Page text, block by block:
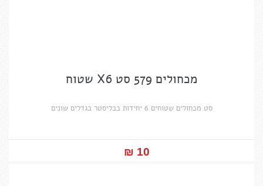
מכחולים 579 סט X6 שטוח
סט מכחולים שטוחים 6 יחידות בבליסטר בגדלים שונים
10 ₪‎